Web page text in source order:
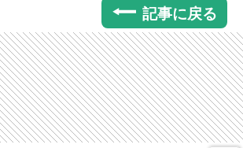
記事に戻る